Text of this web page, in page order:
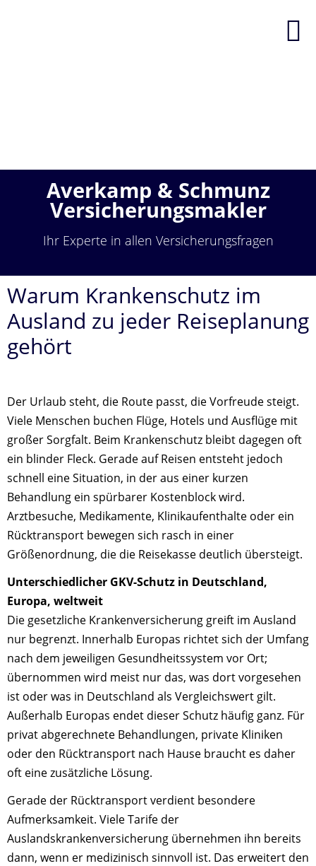
Averkamp & Schmunz
Versicherungsmakler
Ihr Experte in allen Versicherungsfragen
Warum Krankenschutz im
Ausland zu jeder Reiseplanung
gehört
Der Urlaub steht, die Route passt, die Vorfreude steigt.
Viele Menschen buchen Flüge, Hotels und Ausflüge mit
großer Sorgfalt. Beim Krankenschutz bleibt dagegen oft
ein blinder Fleck. Gerade auf Reisen entsteht jedoch
schnell eine Situation, in der aus einer kurzen
Behandlung ein spürbarer Kostenblock wird.
Arztbesuche, Medikamente, Klinikaufenthalte oder ein
Rücktransport bewegen sich rasch in einer
Größenordnung, die die Reisekasse deutlich übersteigt.
Unterschiedlicher GKV-Schutz in Deutschland,
Europa, weltweit
Die gesetzliche Krankenversicherung greift im Ausland
nur begrenzt. Innerhalb Europas richtet sich der Umfang
nach dem jeweiligen Gesundheitssystem vor Ort;
übernommen wird meist nur das, was dort vorgesehen
ist oder was in Deutschland als Vergleichswert gilt.
Außerhalb Europas endet dieser Schutz häufig ganz. Für
privat abgerechnete Behandlungen, private Kliniken
oder den Rücktransport nach Hause braucht es daher
oft eine zusätzliche Lösung.
Gerade der Rücktransport verdient besondere
Aufmerksamkeit. Viele Tarife der
Auslandskrankenversicherung übernehmen ihn bereits
dann, wenn er medizinisch sinnvoll ist. Das erweitert den